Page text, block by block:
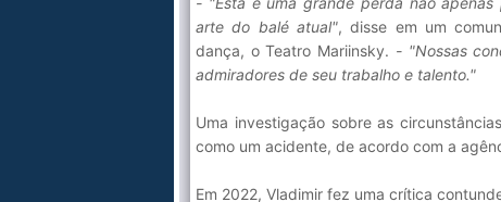
arte do balé atual", disse em um
dança, o Teatro Mariinsky. - "Nossas
admiradores de seu trabalho e talento."
Uma investigação sobre as
como um acidente, de acordo com a
Em 2022, Vladimir fez uma crítica